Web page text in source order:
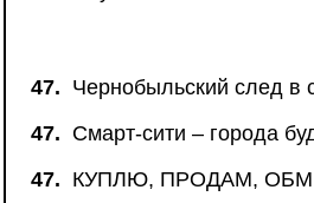
47. Чернобыльский след в
47. Смарт-сити – города
47. КУПЛЮ, ПРОДАМ,